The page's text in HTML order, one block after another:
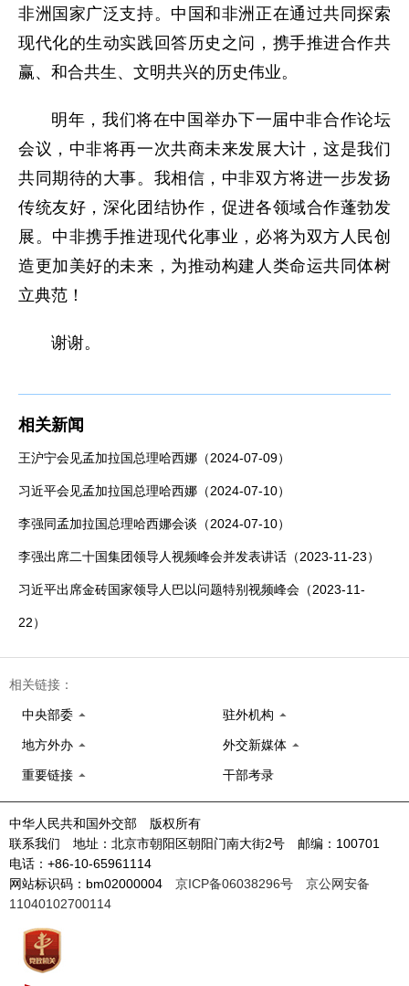
非洲国家广泛支持。中国和非洲正在通过共同探索
现代化的生动实践回答历史之问，携手推进合作共
赢、和合共生、文明共兴的历史伟业。
明年，我们将在中国举办下一届中非合作论坛
会议，中非将再一次共商未来发展大计，这是我们
共同期待的大事。我相信，中非双方将进一步发扬
传统友好，深化团结协作，促进各领域合作蓬勃发
展。中非携手推进现代化事业，必将为双方人民创
造更加美好的未来，为推动构建人类命运共同体树
立典范！
谢谢。
相关新闻
王沪宁会见孟加拉国总理哈西娜（2024-07-09）
习近平会见孟加拉国总理哈西娜（2024-07-10）
李强同孟加拉国总理哈西娜会谈（2024-07-10）
李强出席二十国集团领导人视频峰会并发表讲话（2023-11-23）
习近平出席金砖国家领导人巴以问题特别视频峰会（2023-11-
22）
相关链接：
中央部委 驻外机构
地方外办 外交新媒体
重要链接 干部考录
中华人民共和国外交部 版权所有
联系我们 地址：北京市朝阳区朝阳门南大街2号 邮编：100701
电话：+86-10-65961114
网站标识码：bm02000004 京ICP备06038296号
京公网安备
11040102700114